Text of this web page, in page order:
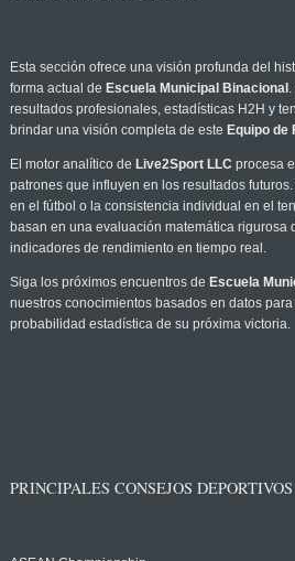
Esta sección ofrece una visión profunda del
forma actual de Escuela Municipal Binacional
resultados profesionales, estadísticas H2H y
brindar una visión completa de este Equipo de
El motor analítico de Live2Sport LLC procesa
patrones que influyen en los resultados
en el fútbol o la consistencia individual en el
basan en una evaluación matemática rigurosa
indicadores de rendimiento en tiempo real.
Siga los próximos encuentros de Escuela
nuestros conocimientos basados en datos
probabilidad estadística de su próxima victoria.
PRINCIPALES CONSEJOS